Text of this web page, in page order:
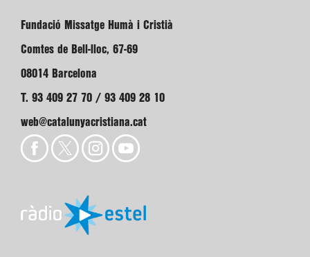
Fundació Missatge Humà i Cristià
Comtes de Bell-lloc, 67-69
08014 Barcelona
T. 93 409 27 70 / 93 409 28 10
web@catalunyacristiana.cat